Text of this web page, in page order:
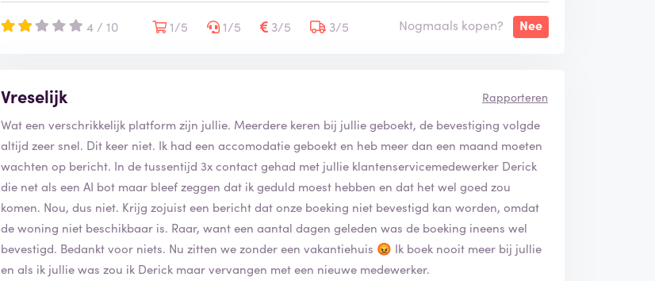
4 / 10 1/5 1/5 3/5 3/5 Nogmaals kopen? Nee
Vreselijk Rapporteren
Wat een verschrikkelijk platform zijn jullie. Meerdere keren bij jullie geboekt, de bevestiging volgde
altijd zeer snel. Dit keer niet. Ik had een accomodatie geboekt en heb meer dan een maand moeten
wachten op bericht. In de tussentijd 3x contact gehad met jullie klantenservicemedewerker Derick
die net als een AI bot maar bleef zeggen dat ik geduld moest hebben en dat het wel goed zou
komen. Nou, dus niet. Krijg zojuist een bericht dat onze boeking niet bevestigd kan worden, omdat
de woning niet beschikbaar is. Raar, want een aantal dagen geleden was de boeking ineens wel
bevestigd. Bedankt voor niets. Nu zitten we zonder een vakantiehuis 😡 Ik boek nooit meer bij jullie
en als ik jullie was zou ik Derick maar vervangen met een nieuwe medewerker.